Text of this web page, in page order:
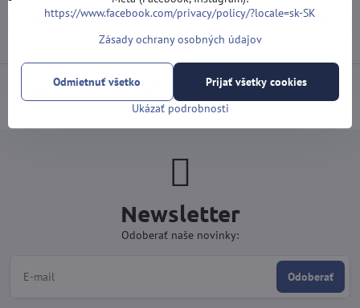
Predchádzajúci produkt Nasledujúci produkt
Doprava od 100 EUR ZDARMA
(Platí pri platbe prevodom alebo
kartou).
Newsletter
Odoberať naše novinky:
Odoberať
https://www.facebook.com/privacy/policy/?locale=sk-SK
Zásady ochrany osobných údajov
Ukázať podrobnosti
Prijať všetky cookies
Odmietnuť všetko